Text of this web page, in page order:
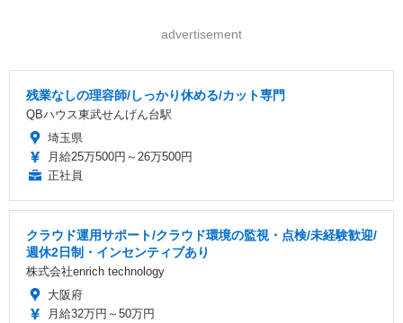
advertisement
残業なしの理容師/しっかり休める/カット専門
QBハウス東武せんげん台駅
埼玉県
月給25万500円～26万500円
正社員
クラウド運用サポート/クラウド環境の監視・点検/未経験歓迎/
週休2日制・インセンティブあり
株式会社enrich technology
大阪府
月給32万円～50万円